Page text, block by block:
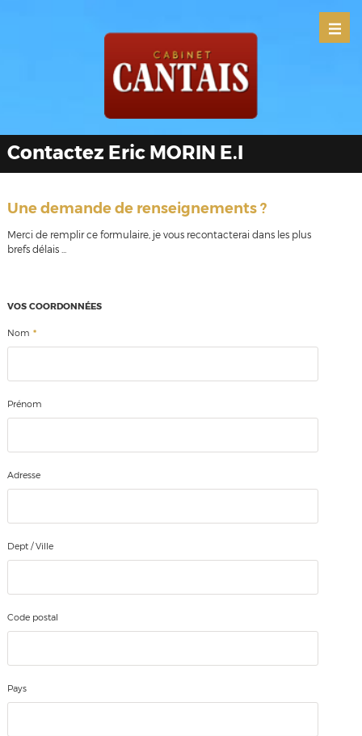
Contactez Eric MORIN E.I
Une demande de renseignements ?
Merci de remplir ce formulaire, je vous recontacterai dans les plus
brefs délais ...
VOS COORDONNÉES
Nom *
Prénom
Adresse
Dept / Ville
Code postal
Pays